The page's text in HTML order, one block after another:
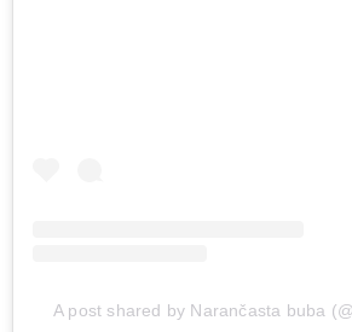
A post shared by Narančasta buba